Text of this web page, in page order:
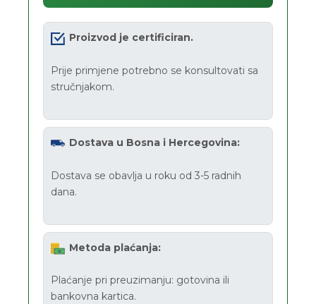
Proizvod je certificiran.
Prije primjene potrebno se konsultovati sa
stručnjakom.
Dostava u Bosna i Hercegovina:
Dostava se obavlja u roku od 3-5 radnih
dana.
Metoda plaćanja:
Plaćanje pri preuzimanju: gotovina ili
bankovna kartica.